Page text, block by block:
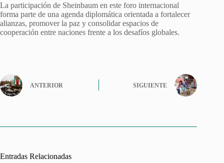
La participación de Sheinbaum en este foro internacional
forma parte de una agenda diplomática orientada a fortalecer
alianzas, promover la paz y consolidar espacios de
cooperación entre naciones frente a los desafíos globales.
ANTERIOR SIGUIENTE
Entradas Relacionadas